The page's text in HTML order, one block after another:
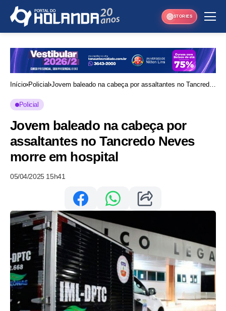
STORIES
Início Policial Jovem baleado na cabeça por assaltantes no Tancredo
Policial
Jovem baleado na cabeça por
assaltantes no Tancredo Neves
morre em hospital
05/04/2025 15h41